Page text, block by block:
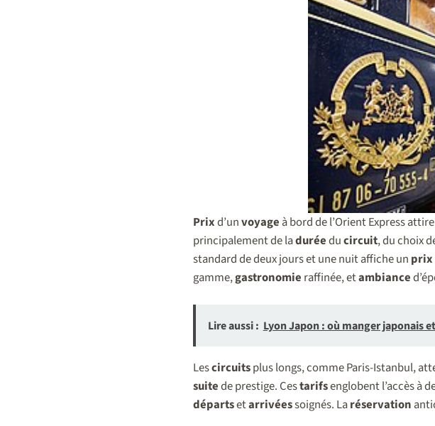
Prixd’unvoyage à bord de l’Orient Express
principalement de laduréeducircuit, du choix
standard de deux jours et une nuit affiche un prix
gamme,gastronomie raffinée, etambiance
Lire aussi : Lyon Japon : où manger japonais
Lescircuitsplus longs, comme Paris-Istanbul,
suitede prestige. Cestarifsenglobent l’accès à
départsetarrivéessoignés. Laréservation